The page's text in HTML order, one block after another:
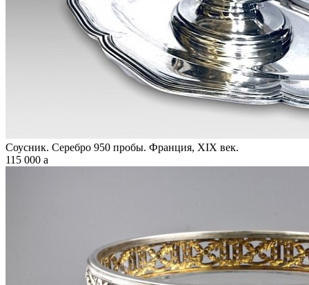
Соусник. Серебро 950 пробы. Франция, XIX век.
115 000 a